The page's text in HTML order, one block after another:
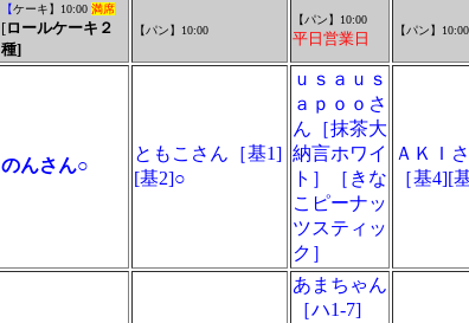
【ケーキ】10:00 満席
[ロールケーキ２
種]
【パン】10:00
【パン】10:00
平日営業日 【パン】10:00
のんさん○
ともこさん［基1]
[基2]○
ｕｓａｕｓ
ａｐｏｏさ
ん［抹茶大
納言ホワイ
ト］［きな
こピーナッ
ツスティッ
ク］
ＡＫＩ
［基4][
あまちゃん
［ハ1-7]